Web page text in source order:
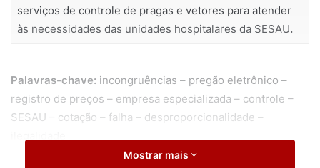
serviços de controle de pragas e vetores para atender
às necessidades das unidades hospitalares da SESAU.
Palavras-chave: incongruências – pregão eletrônico –
registro de preços – empresa especializada – controle –
SESAU – cotação – falha – desproporcionalidade –
Mostrar mais